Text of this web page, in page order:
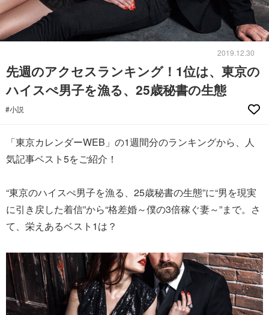
2019.12.30
先週のアクセスランキング！1位は、東京の
ハイスぺ男子を漁る、25歳秘書の生態
#小説
「東京カレンダーWEB」の1週間分のランキングから、人
気記事ベスト5をご紹介！
“東京のハイスぺ男子を漁る、25歳秘書の生態”に“男を現実
に引き戻した着信”から“格差婚～僕の3倍稼ぐ妻～”まで。さ
て、栄えあるベスト1は？